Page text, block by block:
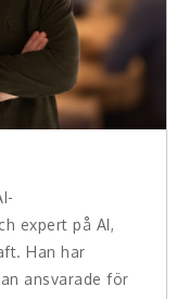
expert på AI,
Han har
ansvarade för